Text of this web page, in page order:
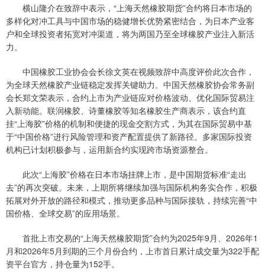
横山隆介在致辞中表示，“上海天然橡胶期货”合约将日本市场的
多样化对冲工具与中国市场的稳健增长优势紧密结合，为日本产业客
户和全球投资者拓宽对冲渠道，将为两国乃至全球橡胶产业注入新活
力。
中国橡胶工业协会会长徐文英在视频致辞中高度评价此次合作，
为全球天然橡胶产业链稳定发挥关键助力。中国天然橡胶协会常务副
会长郑文荣表示，合约上市为产业链应对价格波动、优化国际贸易注
入新动能。联润橡胶、诗董橡胶等知名橡胶生产商表示，该合约直
挂“上海胶”价格的机制和便捷的现金交割方式，为其在国际贸易中基
于“中国价格”进行风险管理和资产配置提供了新路径。多家国际投资
机构已计划积极参与，运用新合约实现跨市场资源整合。
此次“上海胶”价格在日本市场挂牌上市，是中国期货标准“走出
去”的再次突破。未来，上期所将继续加强与国际机构务实合作，积极
拓展对外开放的路径和模式，推动更多品种与国际接轨，持续完善“中
国价格、全球交易”的应用场景。
首批上市交易的“上海天然橡胶期货”合约为2025年9月、2026年1
月和2026年5月到期的三个月份合约，上市首日累计成交量为322手配
资平台官方，持仓量为152手。